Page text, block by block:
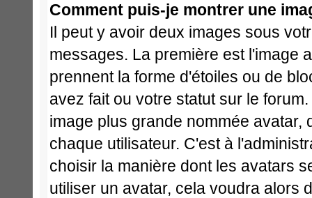
Comment puis-je montrer une
Il peut y avoir deux images sous
messages. La première est l'image
prennent la forme d'étoiles ou de
avez fait ou votre statut sur le
image plus grande nommée
chaque utilisateur. C'est à
choisir la manière dont les avatars
utiliser un avatar, cela voudra alors